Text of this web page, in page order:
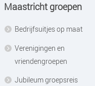
Maastricht groepen
Bedrijfsuitjes op maat
Verenigingen en
vriendengroepen
Jubileum groepsreis